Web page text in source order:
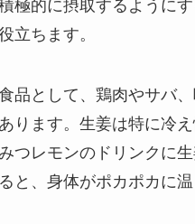
極的に摂取するように
立ちます。
品として、鶏肉やサバ
ります。生姜は特に冷
つレモンのドリンクに
と、身体がポカポカに温